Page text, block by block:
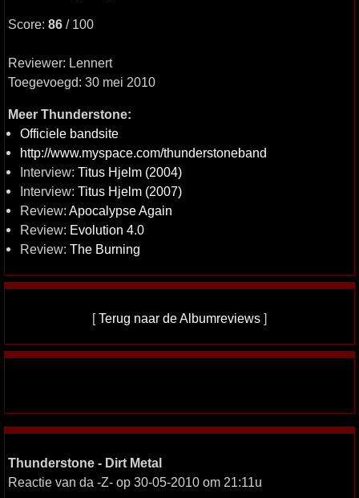
Score: 86 / 100
Reviewer: Lennert
Toegevoegd: 30 mei 2010
Meer Thunderstone:
Officiele bandsite
http://www.myspace.com/thunderstoneband
Interview: Titus Hjelm (2004)
Interview: Titus Hjelm (2007)
Review: Apocalypse Again
Review: Evolution 4.0
Review: The Burning
[Terug naar de Albumreviews ]
Thunderstone - Dirt Metal
Reactie van da -Z- op 30-05-2010 om 21:11u